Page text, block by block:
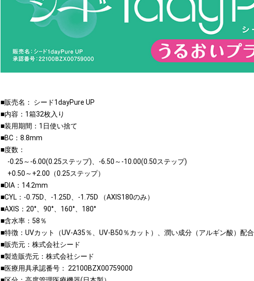
■販売名： シード1dayPure UP
■内容：1箱32枚入り
■装用期間：1日使い捨て
■BC：8.8mm
■度数：
-0.25～-6.00(0.25ステップ)、-6.50～-10.00(0.50ステップ)
+0.50～+2.00（0.25ステップ）
■DIA：14.2mm
■CYL：-0.75D、-1.25D、-1.75D （AXIS180のみ）
■AXIS：20°、90°、160°、180°
■含水率：58％
■特徴：UVカット（UV-A35％、UV-B50％カット）、潤い成分（アルギン酸）配合
■販売元：株式会社シード
■製造販売元：株式会社シード
■医療用具承認番号： 22100BZX00759000